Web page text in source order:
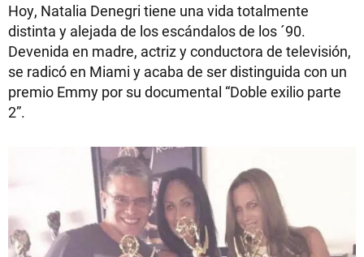
Hoy, Natalia Denegri tiene una vida totalmente
distinta y alejada de los escándalos de los ´90.
Devenida en madre, actriz y conductora de televisión,
se radicó en Miami y acaba de ser distinguida con un
premio Emmy por su documental “Doble exilio parte
2”.